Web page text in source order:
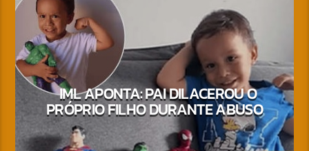
IML APONTA: PAI DILACEROU O
PRÓPRIO FILHO DURANTE ABUSO